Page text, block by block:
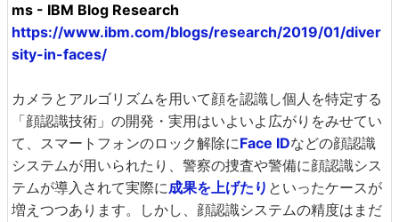
ms - IBM Blog Research
https://www.ibm.com/blogs/research/2019/01/diver
sity-in-faces/
カメラとアルゴリズムを用いて顔を認識し個人を特定する
「顔認識技術」の開発・実用はいよいよ広がりをみせてい
て、スマートフォンのロック解除にFace IDなどの顔認識
システムが用いられたり、警察の捜査や警備に顔認識シス
テムが導入されて実際に成果を上げたり といったケースが
増えつつあります。しかし、顔認識システムの精度はまだ